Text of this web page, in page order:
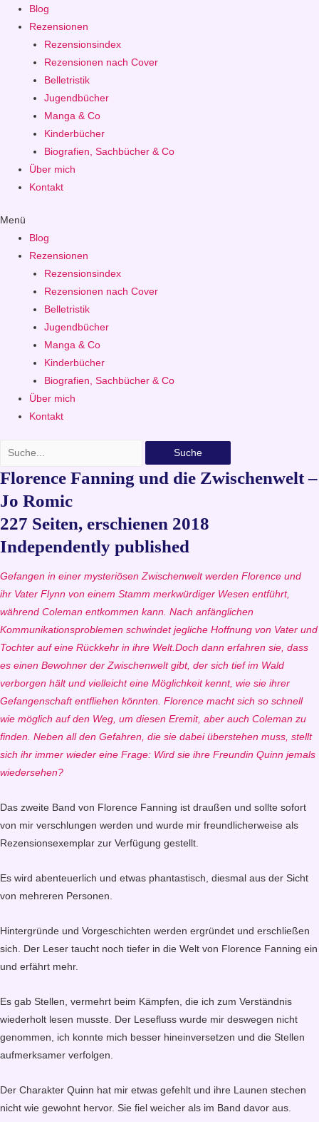
Blog
Rezensionen
Rezensionsindex
Rezensionen nach Cover
Belletristik
Jugendbücher
Manga & Co
Kinderbücher
Biografien, Sachbücher & Co
Über mich
Kontakt
Menü
Blog
Rezensionen
Rezensionsindex
Rezensionen nach Cover
Belletristik
Jugendbücher
Manga & Co
Kinderbücher
Biografien, Sachbücher & Co
Über mich
Kontakt
Suche
Florence Fanning und die Zwischenwelt –
Jo Romic
227 Seiten, erschienen 2018
Independently published
Gefangen in einer mysteriösen Zwischenwelt werden Florence und
ihr Vater Flynn von einem Stamm merkwürdiger Wesen entführt,
während Coleman entkommen kann. Nach anfänglichen
Kommunikationsproblemen schwindet jegliche Hoffnung von Vater und
Tochter auf eine Rückkehr in ihre Welt.Doch dann erfahren sie, dass
es einen Bewohner der Zwischenwelt gibt, der sich tief im Wald
verborgen hält und vielleicht eine Möglichkeit kennt, wie sie ihrer
Gefangenschaft entfliehen könnten. Florence macht sich so schnell
wie möglich auf den Weg, um diesen Eremit, aber auch Coleman zu
finden. Neben all den Gefahren, die sie dabei überstehen muss, stellt
sich ihr immer wieder eine Frage: Wird sie ihre Freundin Quinn jemals
wiedersehen?
Das zweite Band von Florence Fanning ist draußen und sollte sofort
von mir verschlungen werden und wurde mir freundlicherweise als
Rezensionsexemplar zur Verfügung gestellt.
Es wird abenteuerlich und etwas phantastisch, diesmal aus der Sicht
von mehreren Personen.
Hintergründe und Vorgeschichten werden ergründet und erschließen
sich. Der Leser taucht noch tiefer in die Welt von Florence Fanning ein
und erfährt mehr.
Es gab Stellen, vermehrt beim Kämpfen, die ich zum Verständnis
wiederholt lesen musste. Der Lesefluss wurde mir deswegen nicht
genommen, ich konnte mich besser hineinversetzen und die Stellen
aufmerksamer verfolgen.
Der Charakter Quinn hat mir etwas gefehlt und ihre Launen stechen
nicht wie gewohnt hervor. Sie fiel weicher als im Band davor aus.